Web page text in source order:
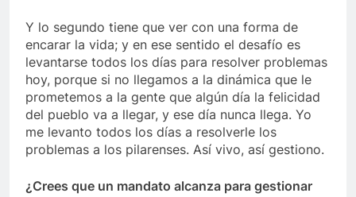
Y lo segundo tiene que ver con una forma de
encarar la vida; y en ese sentido el desafío es
levantarse todos los días para resolver problemas
hoy, porque si no llegamos a la dinámica que le
prometemos a la gente que algún día la felicidad
del pueblo va a llegar, y ese día nunca llega. Yo
me levanto todos los días a resolverle los
problemas a los pilarenses. Así vivo, así gestiono.
¿Crees que un mandato alcanza para gestionar